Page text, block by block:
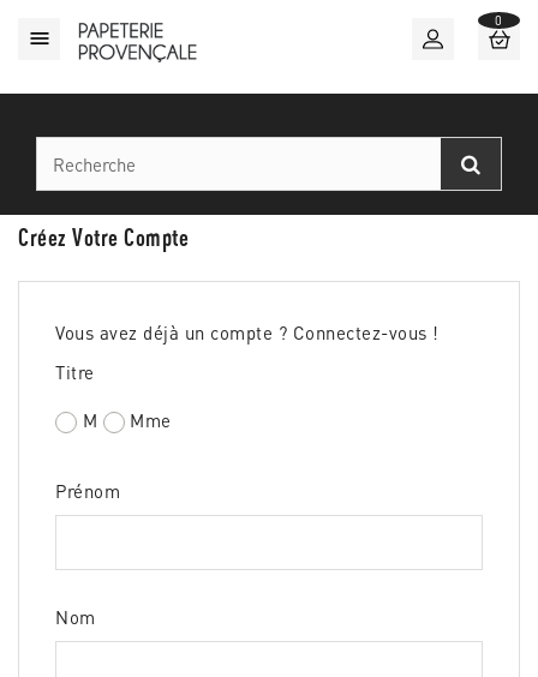

0
Créez Votre Compte
Vous avez déjà un compte ? Connectez-vous !
Titre
M
Mme
Prénom
Nom